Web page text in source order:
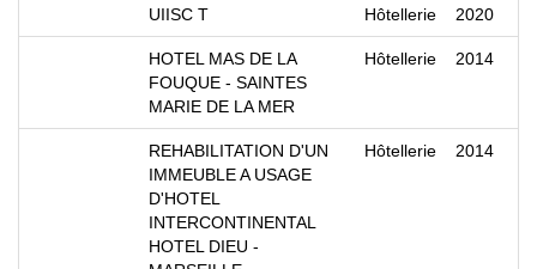
UIISC T Hôtellerie 2020
HOTEL MAS DE LA
FOUQUE - SAINTES
MARIE DE LA MER
Hôtellerie 2014
REHABILITATION D'UN
IMMEUBLE A USAGE
D'HOTEL
INTERCONTINENTAL
HOTEL DIEU -
Hôtellerie 2014